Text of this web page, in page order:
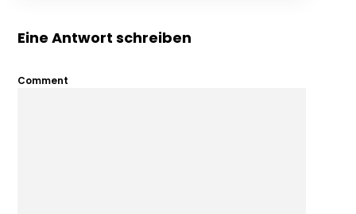
Eine Antwort schreiben
Comment